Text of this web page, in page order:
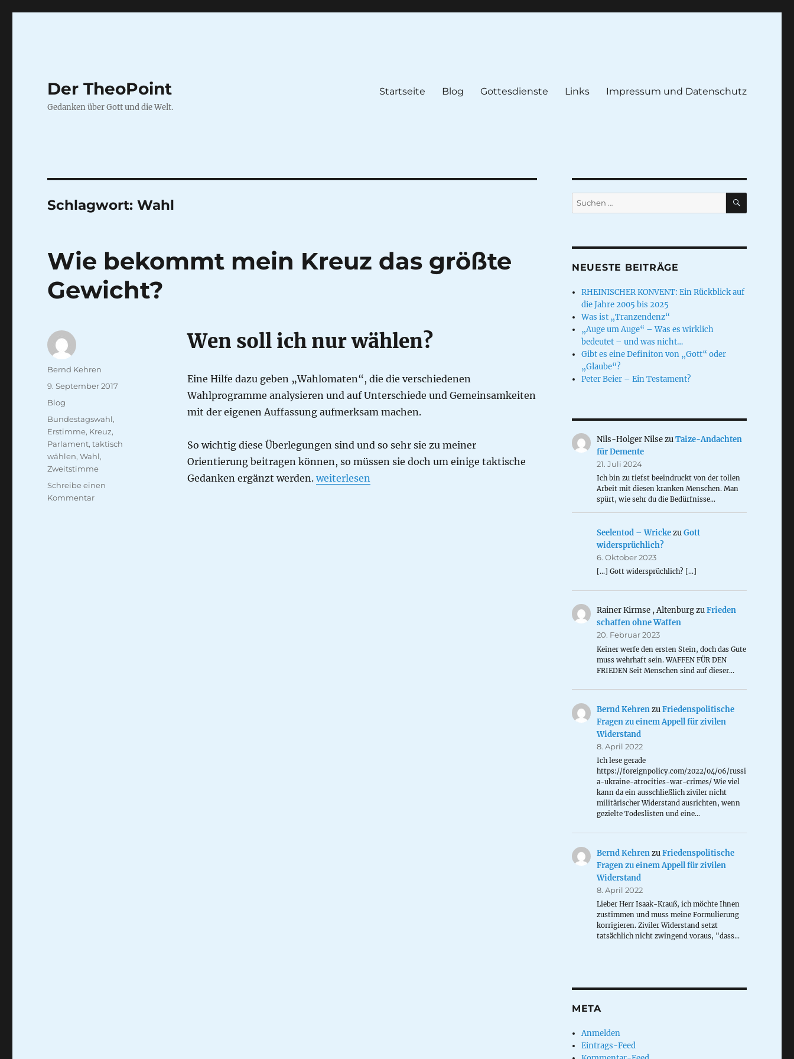
Der TheoPoint
Gedanken über Gott und die Welt.
Startseite Blog Gottesdienste Links Impressum und Datenschutz
Schlagwort:Wahl
Wie bekommt mein Kreuz das größte
Gewicht?
Wen soll ich nur wählen?
Eine Hilfe dazu geben „Wahlomaten“, die die verschiedenen
Wahlprogramme analysieren und auf Unterschiede und Gemeinsamkeiten
mit der eigenen Auffassung aufmerksam machen.
So wichtig diese Überlegungen sind und so sehr sie zu meiner
Orientierung beitragen können, so müssen sie doch um einige taktische
Gedanken ergänzt werden. „Wie bekommt mein Kreuz das größte Gewicht?“
weiterlesen
Autor
Bernd Kehren
Veröffentlicht
am
9. September 2017
Kategorien
Blog
Schlagwörter
Bundestagswahl,
Erstimme, Kreuz,
Parlament,taktisch
wählen,Wahl,
Zweitstimme
Schreibe einen
Kommentarzu
Suche
nach:
SUCHEN
NEUESTE BEITRÄGE
RHEINISCHER KONVENT: Ein Rückblick auf
die Jahre 2005 bis 2025
Was ist „Tranzendenz“
„Auge um Auge“ – Was es wirklich
bedeutet – und was nicht…
Gibt es eine Definiton von „Gott“ oder
„Glaube“?
Peter Beier – Ein Testament?
Nils-Holger NilsezuTaize-Andachten
für Demente
21. Juli 2024
Ich bin zu tiefst beeindruckt von der tollen
Arbeit mit diesen kranken Menschen. Man
spürt, wie sehr du die Bedürfnisse…
Seelentod – WrickezuGott
widersprüchlich?
6. Oktober 2023
[…] Gott widersprüchlich? […]
Rainer Kirmse , AltenburgzuFrieden
schaffen ohne Waffen
20. Februar 2023
Keiner werfe den ersten Stein, doch das Gute
muss wehrhaft sein. WAFFEN FÜR DEN
FRIEDEN Seit Menschen sind auf dieser…
Bernd KehrenzuFriedenspolitische
Fragen zu einem Appell für zivilen
Widerstand
8. April 2022
Ich lese gerade
https://foreignpolicy.com/2022/04/06/russi
a-ukraine-atrocities-war-crimes/ Wie viel
kann da ein ausschließlich ziviler nicht
militärischer Widerstand ausrichten, wenn
gezielte Todeslisten und eine…
Bernd KehrenzuFriedenspolitische
Fragen zu einem Appell für zivilen
Widerstand
8. April 2022
Lieber Herr Isaak-Krauß, ich möchte Ihnen
zustimmen und muss meine Formulierung
korrigieren. Ziviler Widerstand setzt
tatsächlich nicht zwingend voraus, "dass…
META
Anmelden
Eintrags-Feed